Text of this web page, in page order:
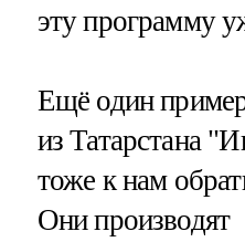
эту программу
Ещё один
из Татарстана
тоже к нам
Они производят